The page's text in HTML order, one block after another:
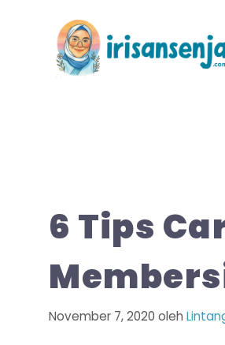
6 Tips
November 7, 2020 oleh